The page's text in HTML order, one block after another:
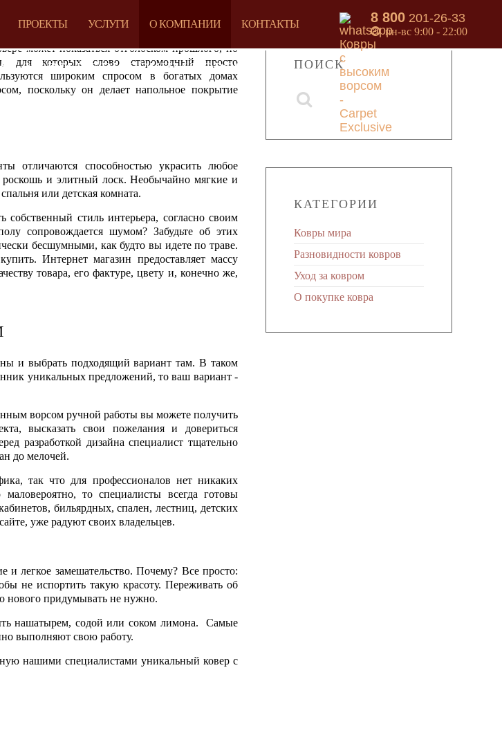
ПРОЕКТЫ УСЛУГИ О КОМПАНИИ КОНТАКТЫ 8 800 201-26-33
пн-вс 9:00 - 22:00
– КОВРЫ С ВЫСОКИМ ВОРСОМ
может показаться отголоском прошлого, но
для которых слово старомодный просто
широким спросом в богатых домах
поскольку он делает напольное покрытие
отличаются способностью украсить любое
и элитный лоск. Необычайно мягкие и
или детская комната.
стиль интерьера, согласно своим
сопровождается шумом? Забудьте об этих
бесшумными, как будто вы идете по траве.
Интернет магазин предоставляет массу
товара, его фактуре, цвету и, конечно же,
и выбрать подходящий вариант там. В таком
уникальных предложений, то ваш вариант -
ворсом ручной работы вы можете получить
высказать свои пожелания и довериться
разработкой дизайна специалист тщательно
до мелочей.
так что для профессионалов нет никаких
то специалисты всегда готовы
бильярдных, спален, лестниц, детских
уже радуют своих владельцев.
и легкое замешательство. Почему? Все просто:
не испортить такую красоту. Переживать об
нового придумывать не нужно.
нашатырем, содой или соком лимона. Самые
выполняют свою работу.
нашими специалистами уникальный ковер с
ПОИСК
КАТЕГОРИИ
Ковры мира
Разновидности ковров
Уход за ковром
О покупке ковра